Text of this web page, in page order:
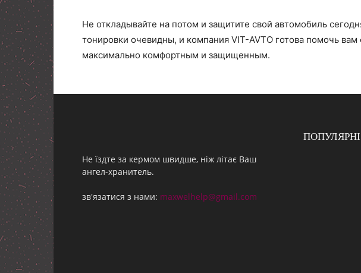
Не откладывайте на потом и защитите свой автомобиль
тонировки очевидны, и компания VIT-AVTO готова помочь
максимально комфортным и защищенным.
Не їздте за кермом швидше, ніж літає Ваш
ангел-хранитель.
зв'язатися з нами: maxwelhelp@gmail.com